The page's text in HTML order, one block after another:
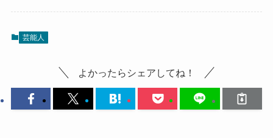
芸能人
よかったらシェアしてね！